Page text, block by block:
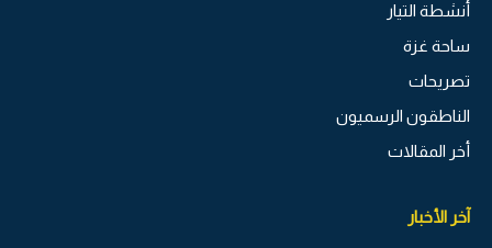
أنشطة التيار
ساحة غزة
تصريحات
الناطقون الرسميون
أخر المقالات
آخر الأخبار